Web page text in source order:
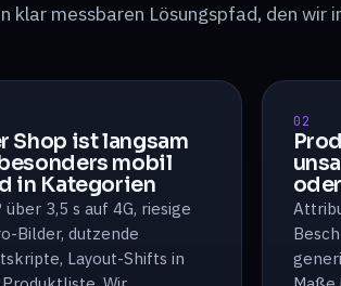
klar messbaren Lösungspfad, den wir
Shop ist langsam
mobil
in Kategorien
über 3,5 s auf 4G, riesige
Bilder, dutzende
Layout-Shifts in
02